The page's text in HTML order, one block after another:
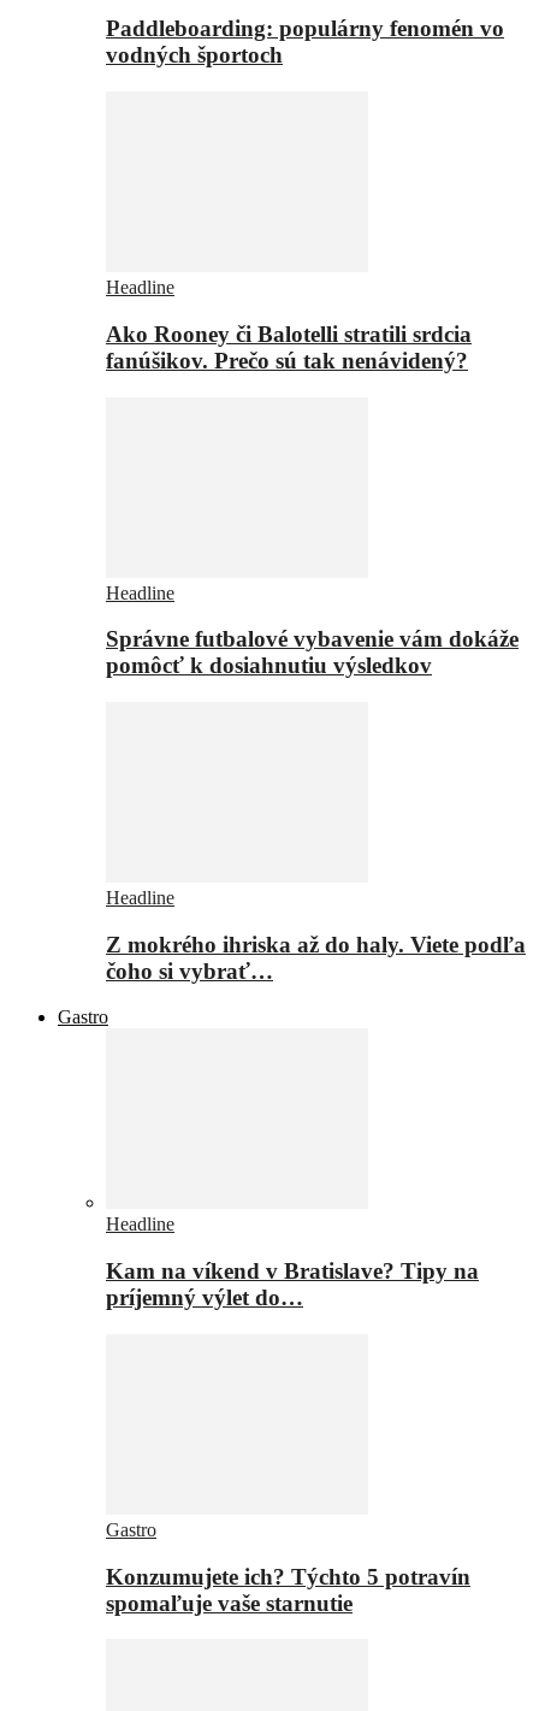
Paddleboarding: populárny fenomén vo
vodných športoch
Headline
Ako Rooney či Balotelli stratili srdcia
fanúšikov. Prečo sú tak nenávidený?
Headline
Správne futbalové vybavenie vám dokáže
pomôcť k dosiahnutiu výsledkov
Headline
Z mokrého ihriska až do haly. Viete podľa
čoho si vybrať…
Gastro
Headline
Kam na víkend v Bratislave? Tipy na
príjemný výlet do…
Gastro
Konzumujete ich? Týchto 5 potravín
spomaľuje vaše starnutie